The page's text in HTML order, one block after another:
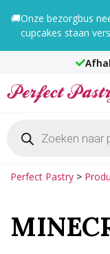
naar
🚚Onze bezorgbus
cupcakes staan
zoeken
Perfect Pastry >